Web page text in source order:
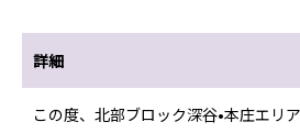
詳細
この度、北部ブロック深谷•本庄エリ